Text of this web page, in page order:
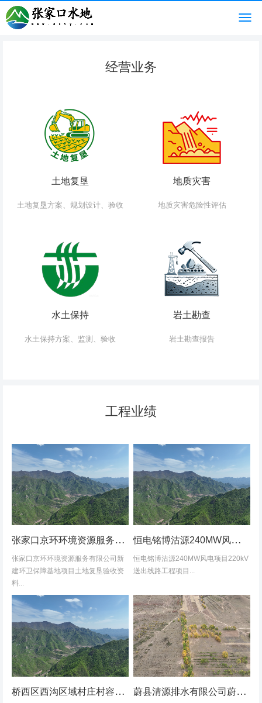
经营业务
土地复垦
土地复垦方案、规划设计、验收
地质灾害
地质灾害危险性评估
水土保持
水土保持方案、监测、验收
岩土勘查
岩土勘查报告
工程业绩
张家口京环环境资源服务有限公司新建环卫保障基地项目土地复垦验收资料
张家口京环环境资源服务有限公司新
建环卫保障基地项目土地复垦验收资
料...
恒电铭博沽源240MW风电项目220kV送出线路工程项目土地复垦验收资料
恒电铭博沽源240MW风电项目220kV
送出线路工程项目...
桥西区西沟区域村庄村容村貌改造提升及基础设施建设项目堆料场土地复垦验收资料 蔚县清源排水有限公司蔚县2016年度易地扶贫搬迁工程水土保持方案